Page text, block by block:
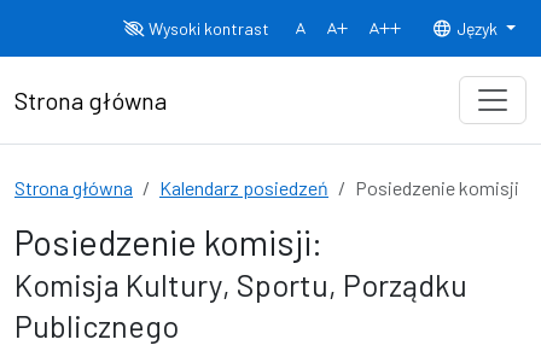
Wysoki kontrast
Normalny rozmiar czcionki
Rozmiar czcionki 150% Rozmiar
Język
Strona główna
Strona główna Kalendarz posiedzeń Posiedzenie komisji
Posiedzenie komisji:
Komisja Kultury, Sportu, Porządku
Publicznego